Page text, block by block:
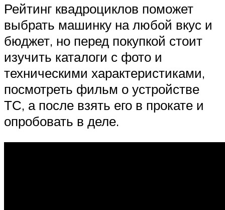
Рейтинг квадроциклов поможет
выбрать машинку на любой вкус и
бюджет, но перед покупкой стоит
изучить каталоги с фото и
техническими характеристиками,
посмотреть фильм о устройстве
ТС, а после взять его в прокате и
опробовать в деле.